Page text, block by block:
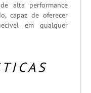
alta performance
capaz de oferecer
em qualquer